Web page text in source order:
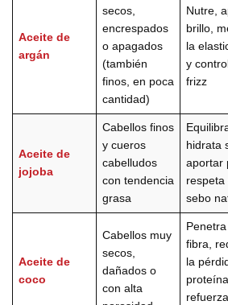
Aceite de
argán
secos,
encrespados
o apagados
(también
finos, en poca
cantidad)
Nutre,
brillo,
la
y
frizz
Aceite de
jojoba
Cabellos finos
y cueros
cabelludos
con tendencia
grasa
hidrata
aportar
respeta
sebo
Aceite de
coco
Cabellos muy
secos,
dañados o
con alta
fibra,
la